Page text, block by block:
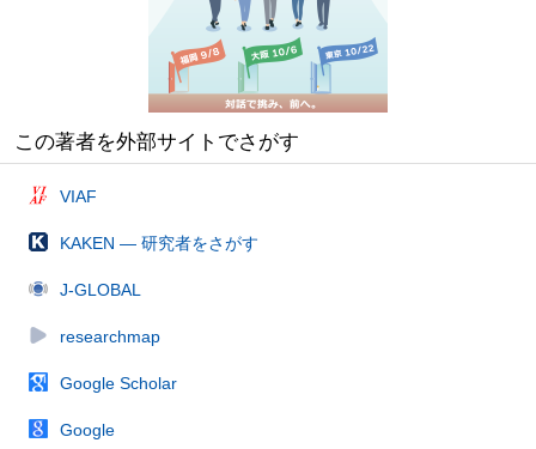
この著者を外部サイトでさがす
VIAF
KAKEN — 研究者をさがす
J-GLOBAL
researchmap
Google Scholar
Google